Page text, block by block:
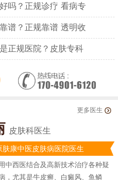
吗？正规诊疗 看病专
谱？正规靠谱 透明收
正规医院？皮肤专科
更多医生
皮肤科医生
肤康中医皮肤病医院医生
中西医结合及高新技术治疗各种疑
，尤其是牛皮癣、白癜风、鱼鳞